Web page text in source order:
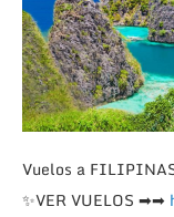
Vuelos a
✨VER VUELOS ➡➡